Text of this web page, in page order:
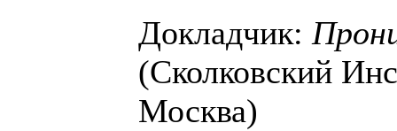
Докладчик:
(Сколковский
Москва)